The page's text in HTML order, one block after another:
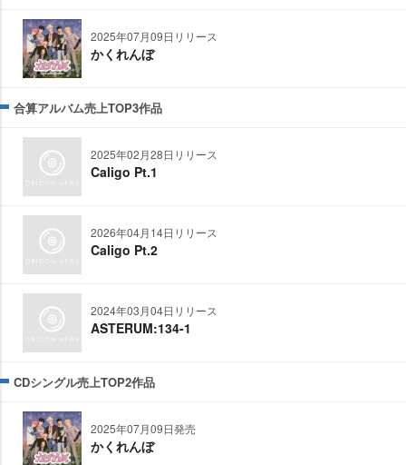
2025年07月09日リリース
かくれんぼ
合算アルバム売上TOP3作品
2025年02月28日リリース
Caligo Pt.1
2026年04月14日リリース
Caligo Pt.2
2024年03月04日リリース
ASTERUM:134-1
CDシングル売上TOP2作品
2025年07月09日発売
かくれんぼ